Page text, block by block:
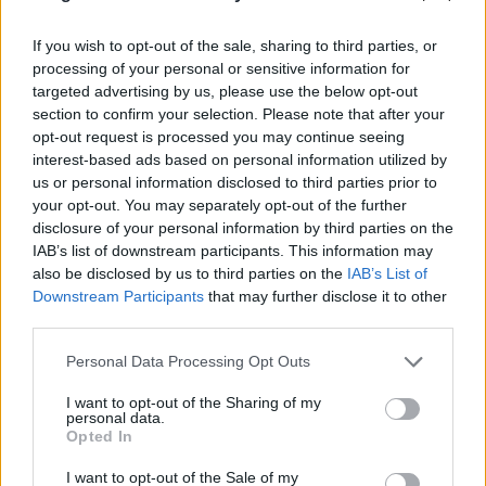
If you wish to opt-out of the sale, sharing to third parties, or
processing of your personal or sensitive information for
targeted advertising by us, please use the below opt-out
section to confirm your selection. Please note that after your
opt-out request is processed you may continue seeing
interest-based ads based on personal information utilized by
us or personal information disclosed to third parties prior to
your opt-out. You may separately opt-out of the further
disclosure of your personal information by third parties on the
IAB’s list of downstream participants. This information may
also be disclosed by us to third parties on the IAB’s List of
Downstream Participants that may further disclose it to other
Please note that this website/app uses one or more Google
not limited to your visit or usage behaviour. You may click to
grant or deny consent to Google and its third-party tags to
use your data for below specified purposes in below Google
consent section.
Personal Data Processing Opt Outs
I want to opt-out of the Sharing of my
personal data.
Opted In
I want to opt-out of the Sale of my
Még nem próbáltad, de érzed a vágyat, hogy írnod ...
A negyedik lesz a The Good Place
záróévada